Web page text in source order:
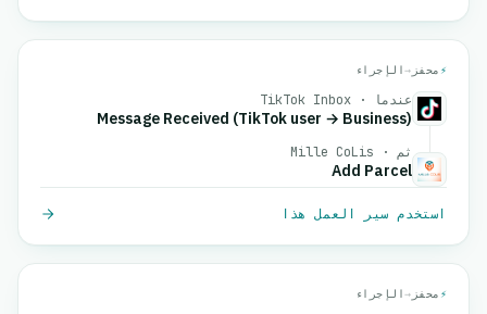
⚡ محفز →الإجراء
عندما · TikTok Inbox
Message Received (TikTok user → Business)
ثم · Mille CoLis
Add Parcel
استخدم سير العمل هذا
⚡ محفز →الإجراء